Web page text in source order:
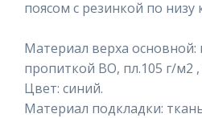
поясом с резинкой по низу
Материал верха основной:
пропиткой ВО, пл.105 г/м2 ,
Цвет: синий.
Материал подкладки: